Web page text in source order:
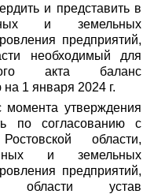
и представить в
и земельных
предприятий,
необходимый для
акта баланс
1 января 2024 г.
утверждения
по согласованию с
области,
и земельных
предприятий,
области устав